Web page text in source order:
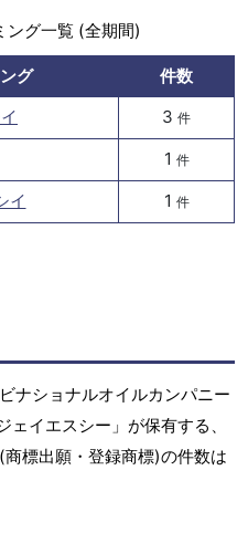
ング一覧 (全期間)
グ
件数
3 件
1 件
イ 1 件
ナショナルオイルカンパニー
イエスシー」が保有する、
標出願・登録商標)の件数は